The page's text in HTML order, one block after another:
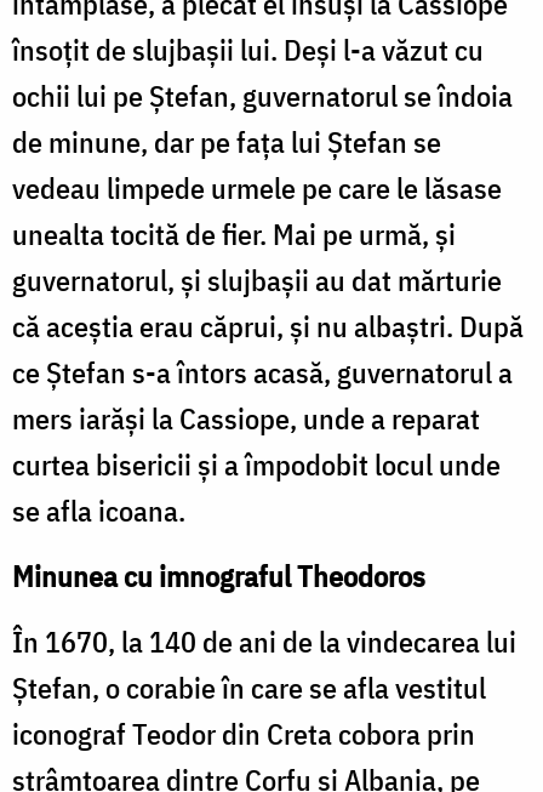
însoţit de slujbaşii lui. Deşi l-a văzut cu
ochii lui pe Ştefan, guvernatorul se îndoia
de minune, dar pe faţa lui Ştefan se
vedeau limpede urmele pe care le lăsase
unealta tocită de fier. Mai pe urmă, şi
guvernatorul, şi slujbaşii au dat mărturie
că aceştia erau căprui, şi nu albaştri. După
ce Ştefan s-a întors acasă, guvernatorul a
mers iarăşi la Cassiope, unde a reparat
curtea bisericii şi a împodobit locul unde
se afla icoana.
Minunea cu imnograful Theodoros
În 1670, la 140 de ani de la vindecarea lui
Ştefan, o corabie în care se afla vestitul
iconograf Teodor din Creta cobora prin
strâmtoarea dintre Corfu şi Albania, pe